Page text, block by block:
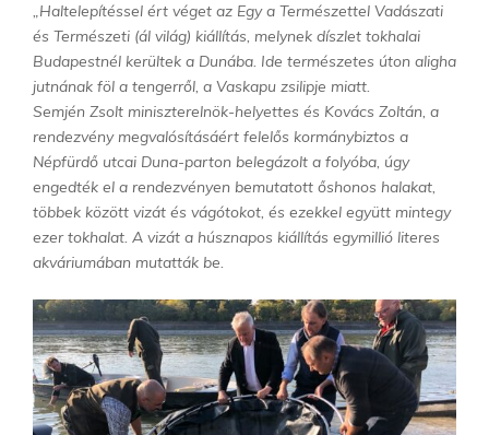
„Haltelepítéssel ért véget az Egy a Természettel Vadászati
és Természeti (ál világ) kiállítás, melynek díszlet tokhalai
Budapestnél kerültek a Dunába. Ide természetes úton aligha
jutnának föl a tengerről, a Vaskapu zsilipje miatt.
Semjén Zsolt miniszterelnök-helyettes és Kovács Zoltán, a
rendezvény megvalósításáért felelős kormánybiztos a
Népfürdő utcai Duna-parton belegázolt a folyóba, úgy
engedték el a rendezvényen bemutatott őshonos halakat,
többek között vizát és vágótokot, és ezekkel együtt mintegy
ezer tokhalat. A vizát a húsznapos kiállítás egymillió literes
akváriumában mutatták be.